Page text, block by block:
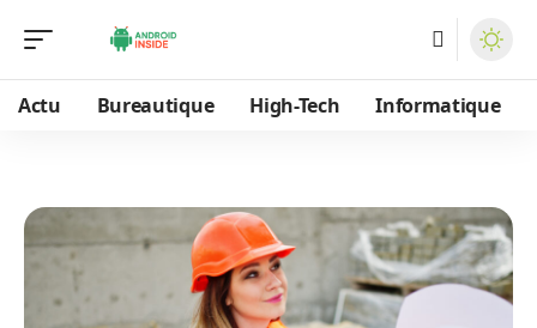
Actu Bureautique High-Tech Informatique